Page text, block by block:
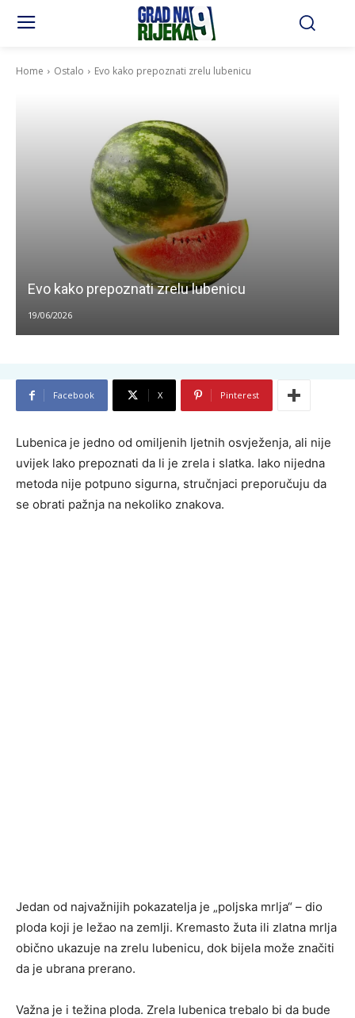
Home Ostalo Evo kako prepoznati zrelu lubenicu
Evo kako prepoznati zrelu lubenicu
19/06/2026
Facebook X Pinterest
Lubenica je jedno od omiljenih ljetnih osvježenja, ali nije
uvijek lako prepoznati da li je zrela i slatka. Iako nijedna
metoda nije potpuno sigurna, stručnjaci preporučuju da
se obrati pažnja na nekoliko znakova.
Jedan od najvažnijih pokazatelja je „poljska mrlja“ – dio
ploda koji je ležao na zemlji. Kremasto žuta ili zlatna mrlja
obično ukazuje na zrelu lubenicu, dok bijela može značiti
da je ubrana prerano.
Važna je i težina ploda. Zrela lubenica trebalo bi da bude